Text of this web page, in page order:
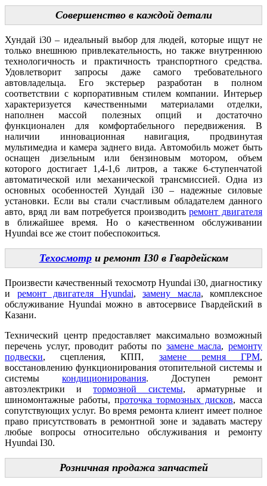
Совершенство в каждой детали
Хундай i30 – идеальный выбор для людей, которые ищут не
только внешнюю привлекательность, но также внутреннюю
технологичность и практичность транспортного средства.
Удовлетворит запросы даже самого требовательного
автовладельца. Его экстерьер разработан в полном
соответствии с корпоративным стилем компании. Интерьер
характеризуется качественными материалами отделки,
наполнен массой полезных опций и достаточно
функционален для комфортабельного передвижения. В
наличии инновационная навигация, продвинутая
мультимедиа и камера заднего вида. Автомобиль может быть
оснащен дизельным или бензиновым мотором, объем
которого достигает 1,4-1,6 литров, а также 6-ступенчатой
автоматической или механической трансмиссией. Одна из
основных особенностей Хундай i30 – надежные силовые
установки. Если вы стали счастливым обладателем данного
авто, вряд ли вам потребуется производитьремонт двигателя
в ближайшее время. Но о качественном обслуживании
Hyundai все же стоит побеспокоиться.
Техосмотри ремонт I30 в Гвардейском
Произвести качественный техосмотр Hyundai i30, диагностику
и ремонт двигателя Hyundai, замену масла, комплексное
обслуживание Hyundai можно в автосервисе Гвардейский в
Казани.
Технический центр предоставляет максимально возможный
перечень услуг, проводит работы по замене масла,ремонту
подвески, сцепления, КПП, замене ремня ГРМ,
восстановлению функционирования отопительной системы и
системы кондиционирования. Доступен ремонт
автоэлектрики итормозной системы, арматурные и
шиномонтажные работы, проточка тормозных дисков, масса
сопутствующих услуг. Во время ремонта клиент имеет полное
право присутствовать в ремонтной зоне и задавать мастеру
любые вопросы относительно обслуживания и ремонту
Hyundai I30.
Розничная продажа запчастей